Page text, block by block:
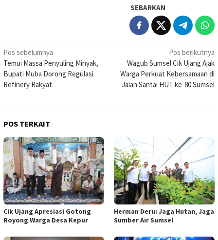
SEBARKAN
Navigasi
pos
Pos sebelumnya
Temui Massa Penyuling Minyak,
Bupati Muba Dorong Regulasi
Refinery Rakyat
Pos berikutnya
Wagub Sumsel Cik Ujang Ajak
Warga Perkuat Kebersamaan di
Jalan Santai HUT ke-80 Sumsel
POS TERKAIT
Cik Ujang Apresiasi Gotong
Royong Warga Desa Kepur
Herman Deru: Jaga Hutan, Jaga
Sumber Air Sumsel